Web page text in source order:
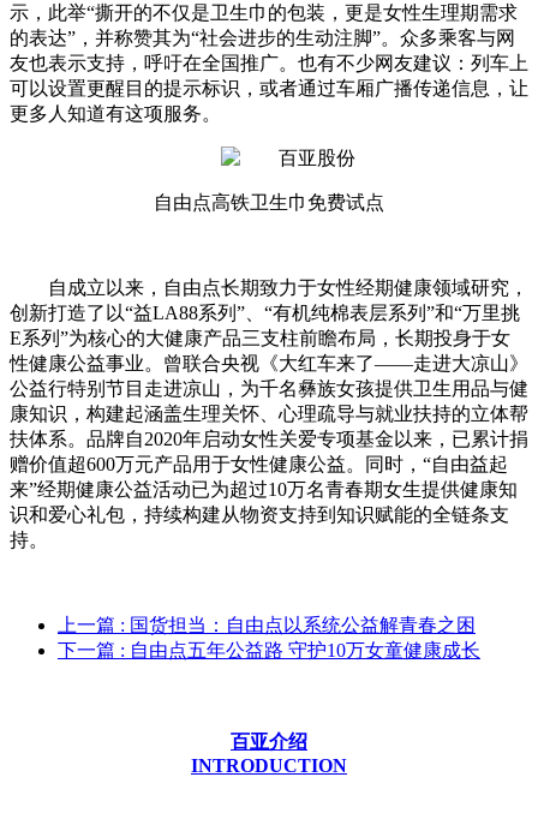
示，此举“撕开的不仅是卫生巾的包装，更是女性生理期需求
的表达”，并称赞其为“社会进步的生动注脚”。众多乘客与网
友也表示支持，呼吁在全国推广。也有不少网友建议：列车上
可以设置更醒目的提示标识，或者通过车厢广播传递信息，让
更多人知道有这项服务。
自由点高铁卫生巾免费试点
自成立以来，自由点长期致力于女性经期健康领域研究，
创新打造了以“益LA88系列”、“有机纯棉表层系列”和“万里挑
E系列”为核心的大健康产品三支柱前瞻布局，长期投身于女
性健康公益事业。曾联合央视《大红车来了——走进大凉山》
公益行特别节目走进凉山，为千名彝族女孩提供卫生用品与健
康知识，构建起涵盖生理关怀、心理疏导与就业扶持的立体帮
扶体系。品牌自2020年启动女性关爱专项基金以来，已累计捐
赠价值超600万元产品用于女性健康公益。同时，“自由益起
来”经期健康公益活动已为超过10万名青春期女生提供健康知
识和爱心礼包，持续构建从物资支持到知识赋能的全链条支
持。
上一篇 : 国货担当：自由点以系统公益解青春之困
下一篇 : 自由点五年公益路 守护10万女童健康成长
百亚介绍
INTRODUCTION